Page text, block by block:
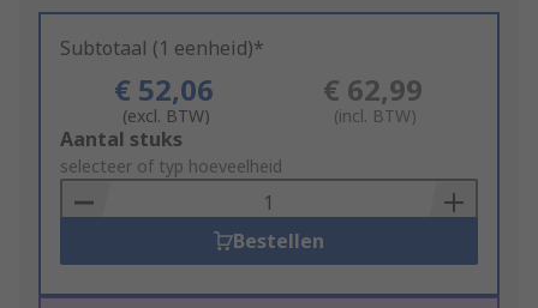
Subtotaal (1 eenheid)*
€ 52,06
(excl. BTW)
€ 62,99
(incl. BTW)
Add
to
Basket
Aantal stuks
selecteer of typ hoeveelheid
Bestellen